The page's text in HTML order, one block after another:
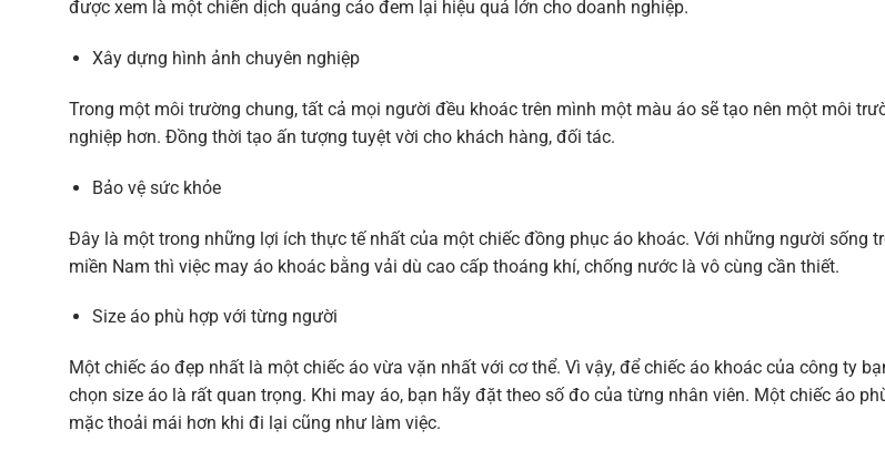
được xem là một chiến dịch quảng cáo đem lại hiệu quả lớn cho doanh nghiệp.
Xây dựng hình ảnh chuyên nghiệp
Trong một môi trường chung, tất cả mọi người đều khoác trên mình một màu áo sẽ tạo nên một môi
nghiệp hơn. Đồng thời tạo ấn tượng tuyệt vời cho khách hàng, đối tác.
Bảo vệ sức khỏe
Đây là một trong những lợi ích thực tế nhất của một chiếc đồng phục áo khoác. Với những người sống
miền Nam thì việc may áo khoác bằng vải dù cao cấp thoáng khí, chống nước là vô cùng cần thiết.
Size áo phù hợp với từng người
Một chiếc áo đẹp nhất là một chiếc áo vừa vặn nhất với cơ thể. Vì vậy, để chiếc áo khoác của công ty
chọn size áo là rất quan trọng. Khi may áo, bạn hãy đặt theo số đo của từng nhân viên. Một chiếc áo
mặc thoải mái hơn khi đi lại cũng như làm việc.